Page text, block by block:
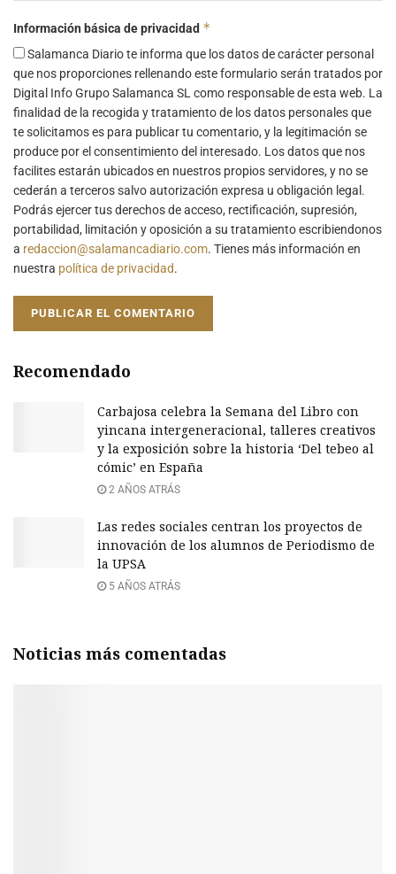
Información básica de privacidad *
Salamanca Diario te informa que los datos de carácter personal
que nos proporciones rellenando este formulario serán tratados por
Digital Info Grupo Salamanca SL como responsable de esta web. La
finalidad de la recogida y tratamiento de los datos personales que
te solicitamos es para publicar tu comentario, y la legitimación se
produce por el consentimiento del interesado. Los datos que nos
facilites estarán ubicados en nuestros propios servidores, y no se
cederán a terceros salvo autorización expresa u obligación legal.
Podrás ejercer tus derechos de acceso, rectificación, supresión,
portabilidad, limitación y oposición a su tratamiento escribiendonos
a redaccion@salamancadiario.com. Tienes más información en
nuestra política de privacidad.
Recomendado
Carbajosa celebra la Semana del Libro con
yincana intergeneracional, talleres creativos
y la exposición sobre la historia ‘Del tebeo al
cómic’ en España
2 AÑOS ATRÁS
Las redes sociales centran los proyectos de
innovación de los alumnos de Periodismo de
la UPSA
5 AÑOS ATRÁS
Noticias más comentadas